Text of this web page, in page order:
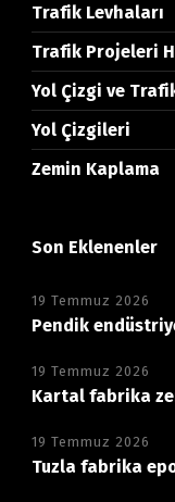
Trafik Levhaları
Trafik Projeleri
Yol Çizgi ve
Yol Çizgileri
Zemin Kaplama
Son Eklenenler
19 Temmuz 2026
Pendik
19 Temmuz 2026
Kartal fabrika
19 Temmuz 2026
Tuzla fabrika